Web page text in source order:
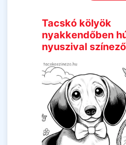
Tacskó kölyök
nyakkendőben
nyuszival színező